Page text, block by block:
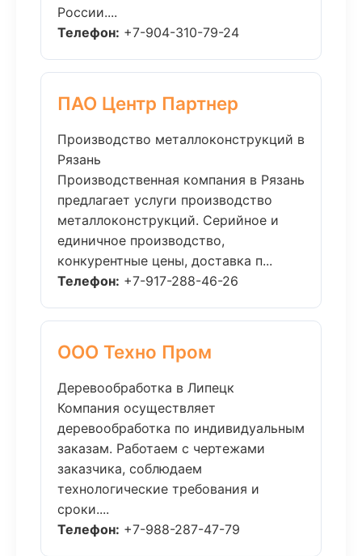
России....
Телефон: +7-904-310-79-24
ПАО Центр Партнер
Производство металлоконструкций в
Рязань
Производственная компания в Рязань
предлагает услуги производство
металлоконструкций. Серийное и
единичное производство,
конкурентные цены, доставка п...
Телефон: +7-917-288-46-26
ООО Техно Пром
Деревообработка в Липецк
Компания осуществляет
деревообработка по индивидуальным
заказам. Работаем с чертежами
заказчика, соблюдаем
технологические требования и
сроки....
Телефон: +7-988-287-47-79